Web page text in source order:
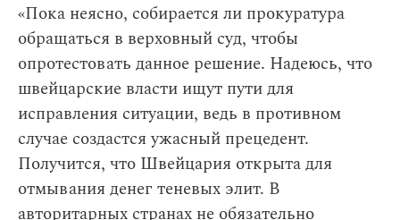
«Пока неясно, собирается ли прокуратура
обращаться в верховный суд, чтобы
опротестовать данное решение. Надеюсь, что
швейцарские власти ищут пути для
исправления ситуации, ведь в противном
случае создастся ужасный прецедент.
Получится, что Швейцария открыта для
отмывания денег теневых элит. В
авторитарных странах не обязательно